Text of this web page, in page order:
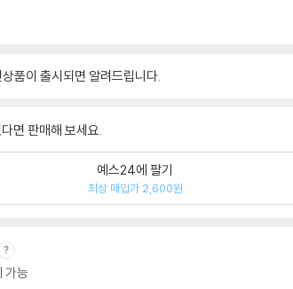
품이 출시되면 알려드립니다.
면 판매해 보세요.
예스24에 팔기
최상 매입가 2,600원
가능